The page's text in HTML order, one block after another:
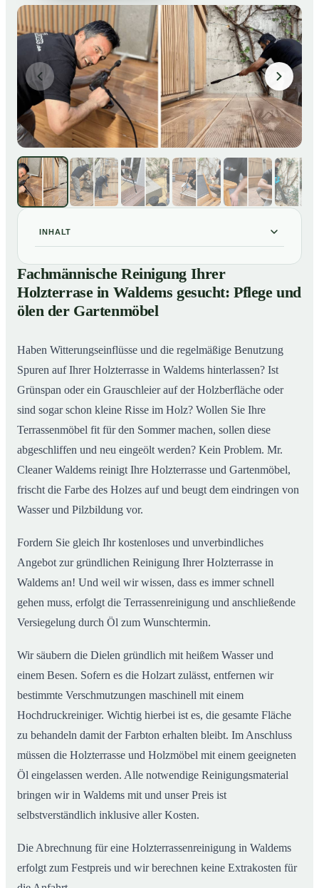
INHALT
01 Fachmännische Reinigung Ihrer Holzterrase in
Waldems gesucht: Pflege und ölen der Gartenmöbel
So reinigen unsere Profis Holzterrassen in Waldems
Fachmännische Reinigung Ihrer
Holzterrase in Waldems gesucht: Pflege und
ölen der Gartenmöbel
Haben Witterungseinflüsse und die regelmäßige Benutzung
Spuren auf Ihrer Holzterrasse in Waldems hinterlassen? Ist
Grünspan oder ein Grauschleier auf der Holzberfläche oder
sind sogar schon kleine Risse im Holz? Wollen Sie Ihre
Terrassenmöbel fit für den Sommer machen, sollen diese
abgeschliffen und neu eingeölt werden? Kein Problem. Mr.
Cleaner Waldems reinigt Ihre Holzterrasse und Gartenmöbel,
frischt die Farbe des Holzes auf und beugt dem eindringen von
Wasser und Pilzbildung vor.
Fordern Sie gleich Ihr kostenloses und unverbindliches
Angebot zur gründlichen Reinigung Ihrer Holzterrasse in
Waldems an! Und weil wir wissen, dass es immer schnell
gehen muss, erfolgt die Terrassenreinigung und anschließende
Versiegelung durch Öl zum Wunschtermin.
Wir säubern die Dielen gründlich mit heißem Wasser und
einem Besen. Sofern es die Holzart zulässt, entfernen wir
bestimmte Verschmutzungen maschinell mit einem
Hochdruckreiniger. Wichtig hierbei ist es, die gesamte Fläche
zu behandeln damit der Farbton erhalten bleibt. Im Anschluss
müssen die Holzterrasse und Holzmöbel mit einem geeigneten
Öl eingelassen werden. Alle notwendige Reinigungsmaterial
bringen wir in Waldems mit und unser Preis ist
selbstverständlich inklusive aller Kosten.
Die Abrechnung für eine Holzterrassenreinigung in Waldems
erfolgt zum Festpreis und wir berechnen keine Extrakosten für